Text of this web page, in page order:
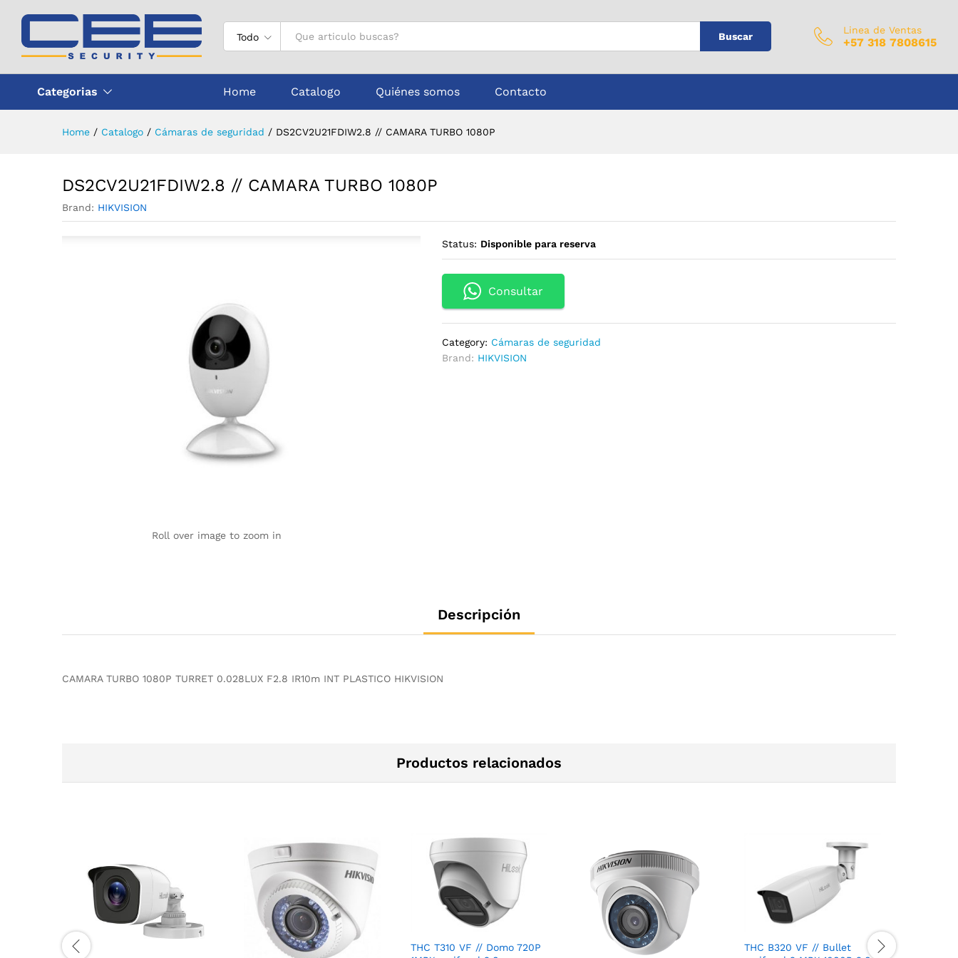
Todo Buscar
Linea de Ventas
+57 318 7808615
Categorias Home Catalogo Quiénes somos Contacto
Home / Catalogo / Cámaras de seguridad / DS2CV2U21FDIW2.8 // CAMARA TURBO 1080P
DS2CV2U21FDIW2.8 // CAMARA TURBO 1080P
Brand: HIKVISION
Roll over image to zoom in
Status: Disponible para reserva
Consultar
Category: Cámaras de seguridad
Brand: HIKVISION
Descripción
CAMARA TURBO 1080P TURRET 0.028LUX F2.8 IR10m INT PLASTICO HIKVISION
Productos relacionados
THC T310 VF // Domo 720P
THC B320 VF // Bullet
Descripción